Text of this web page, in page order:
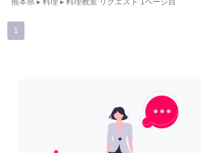
熊本県 ▸ 料理 ▸ 料理教室 リクエスト 1ページ目
1